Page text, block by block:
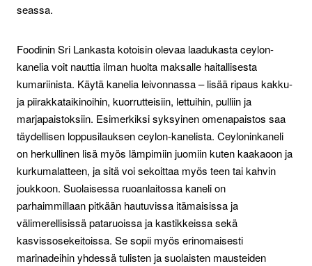
seassa.
Foodinin Sri Lankasta kotoisin olevaa laadukasta ceylon-
kanelia voit nauttia ilman huolta maksalle haitallisesta
kumariinista. Käytä kanelia leivonnassa – lisää ripaus kakku-
ja piirakkataikinoihin, kuorrutteisiin, lettuihin, pulliin ja
marjapaistoksiin. Esimerkiksi syksyinen omenapaistos saa
täydellisen loppusilauksen ceylon-kanelista. Ceyloninkaneli
on herkullinen lisä myös lämpimiin juomiin kuten kaakaoon ja
kurkumalatteen, ja sitä voi sekoittaa myös teen tai kahvin
joukkoon. Suolaisessa ruoanlaitossa kaneli on
parhaimmillaan pitkään hautuvissa itämaisissa ja
välimerellisissä pataruoissa ja kastikkeissa sekä
kasvissosekeitoissa. Se sopii myös erinomaisesti
marinadeihin yhdessä tulisten ja suolaisten mausteiden